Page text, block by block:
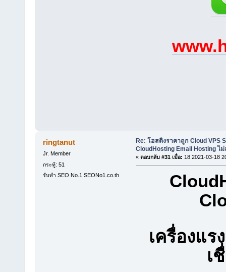
ringtanut
Jr. Member
กระทู้: 51
รับทำ SEO No.1 SEONo1.co.th
Re: โฮสติ้งราคาถูก Cloud VPS
CloudHosting Email Hosting ไ
« ตอบกลับ #31 เมื่อ: 18 2021-03-18
เครื่องแ
เ